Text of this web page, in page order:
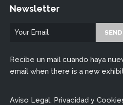
Newsletter
Recibe un mail cuando haya
email when there is a new
Aviso Legal, Privacidad y